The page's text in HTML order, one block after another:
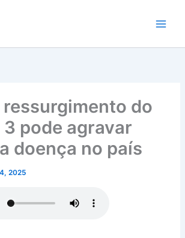
ressurgimento do
pode agravar
doença no país
2025